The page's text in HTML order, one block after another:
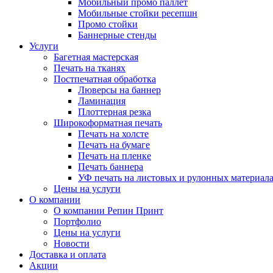
Мобильные стойки ресепшн
Промо стойки
Баннерные стенды
Услуги
Багетная мастерская
Печать на тканях
Постпечатная обработка
Люверсы на баннер
Ламинация
Плоттерная резка
Широкоформатная печать
Печать на холсте
Печать на бумаге
Печать на пленке
Печать баннера
УФ печать на листовых и рулонных
Цены на услуги
О компании
О компании Репин Принт
Портфолио
Цены на услуги
Новости
Доставка и оплата
Акции